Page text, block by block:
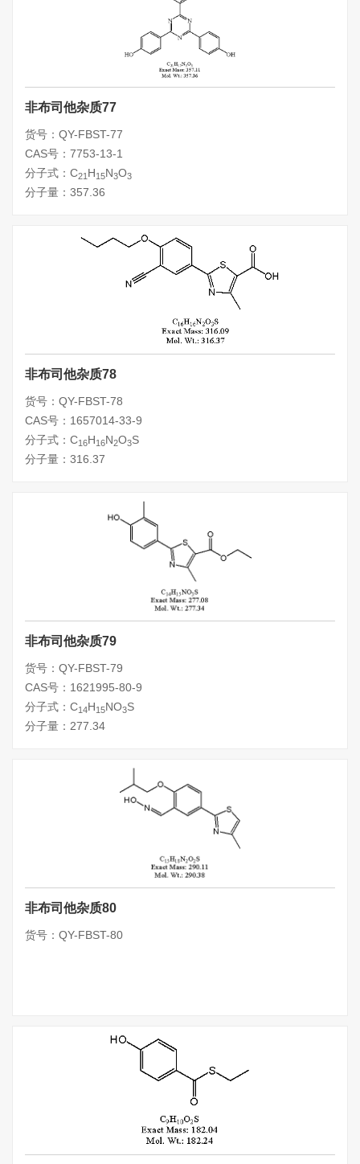
非布司他杂质77
货号：QY-FBST-77
CAS号：7753-13-1
分子式：C21 H15N3O3
分子量：357.36
非布司他杂质78
货号：QY-FBST-78
CAS号：1657014-33-9
分子式：C16H16N2O3S
分子量：316.37
非布司他杂质79
货号：QY-FBST-79
CAS号：1621995-80-9
分子式：C14H15NO3S
分子量：277.34
非布司他杂质80
货号：QY-FBST-80